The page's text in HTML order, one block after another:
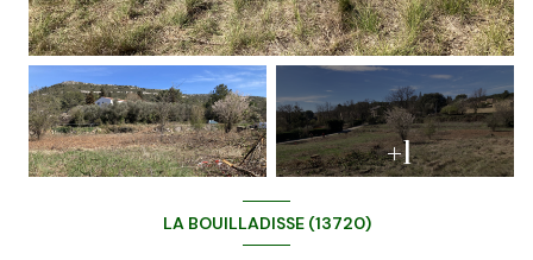
+1
LA BOUILLADISSE (13720)